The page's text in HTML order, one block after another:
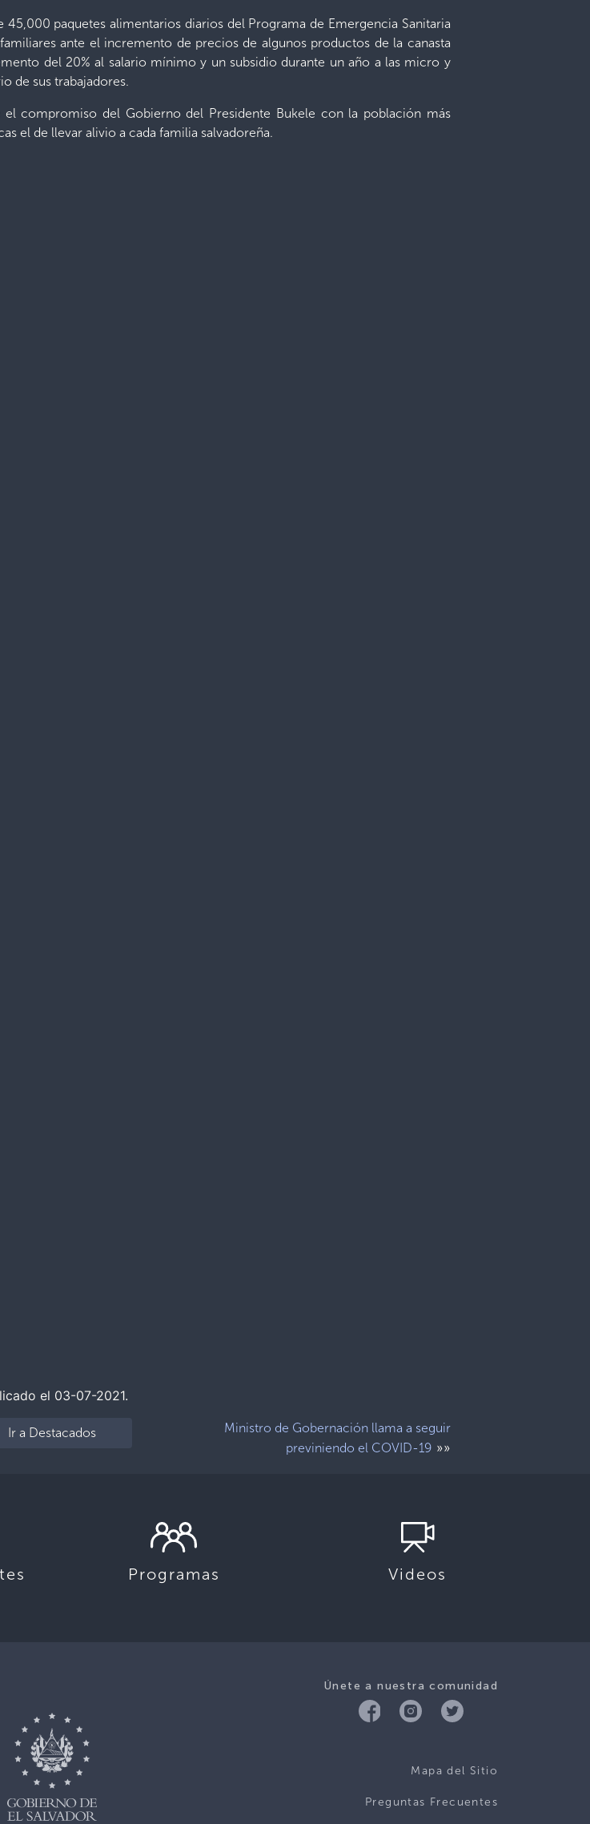
paquetes alimentarios diarios del Programa de Emergencia Sanitaria
ante el incremento de precios de algunos productos de la canasta
del 20% al salario mínimo y un subsidio durante un año a las micro y
de sus trabajadores.
compromiso del Gobierno del Presidente Bukele con la población más
el de llevar alivio a cada familia salvadoreña.
el 03-07-2021.
Ir a Destacados
Ministro de Gobernación llama a seguir
previniendo el COVID-19 »»
Programas Videos
Únete a nuestra comunidad
Mapa del Sitio
Preguntas Frecuentes